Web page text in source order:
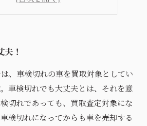
！
、車検切れの車を買取対象としてい
車検切れでも大丈夫とは、それを意
切れであっても、買取査定対象にな
検切れになってからも車を売却する